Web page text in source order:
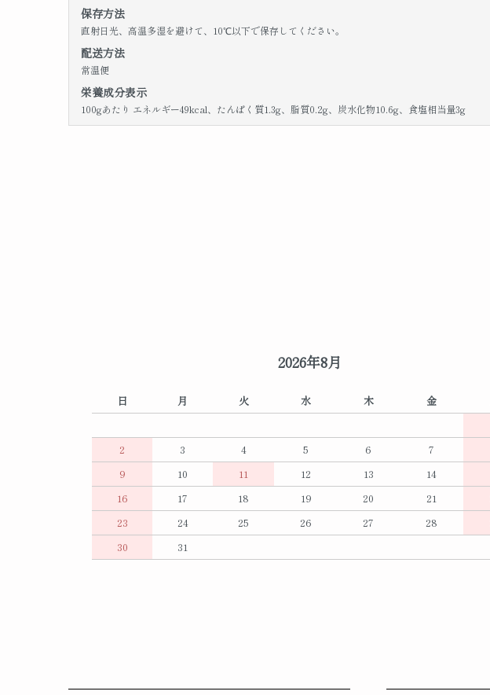
保存方法
直射日光、高温多湿を避けて、10℃以下で保存してください。
配送方法
常温便
栄養成分表示
100gあたり エネルギー49kcal、たんぱく質1.3g、脂質0.2g、炭水化物10.6g、食塩相当量3g
2026年8月
日 月 火 水 木 金
2
3 4 5 6 7
9
10 11 12 13 14
16
17 18 19 20 21
23
24 25 26 27 28
30
31